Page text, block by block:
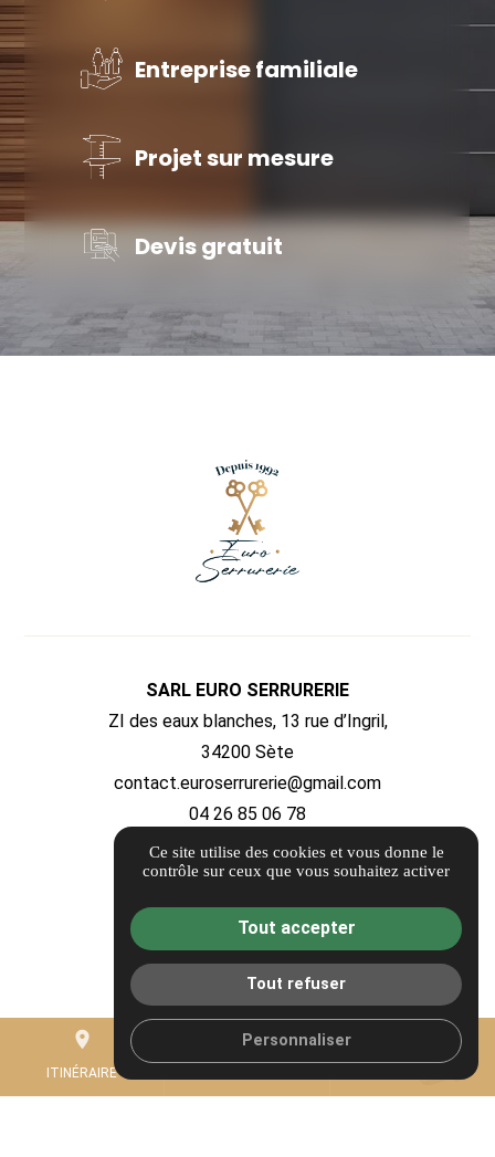
Entreprise familiale
Projet sur mesure
Devis gratuit
place
ITINÉRAIRE
mail
SARL EURO SERRURERIE
ZI des eaux blanches, 13 rue d’Ingril,
34200 Sète
contact.euroserrurerie@gmail.com
04 26 85 06 78
ITINÉRAIRE
Guide local
Informations complémentaires
Mentions légales
Politique de confidentialité
Gestion des cookies
Ce site utilise des cookies et vous donne le
contrôle sur ceux que vous souhaitez activer
Tout accepter
Tout refuser
Personnaliser